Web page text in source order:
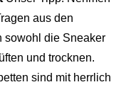
aus den
sowohl die Sneaker
und trocknen.
sind mit herrlich